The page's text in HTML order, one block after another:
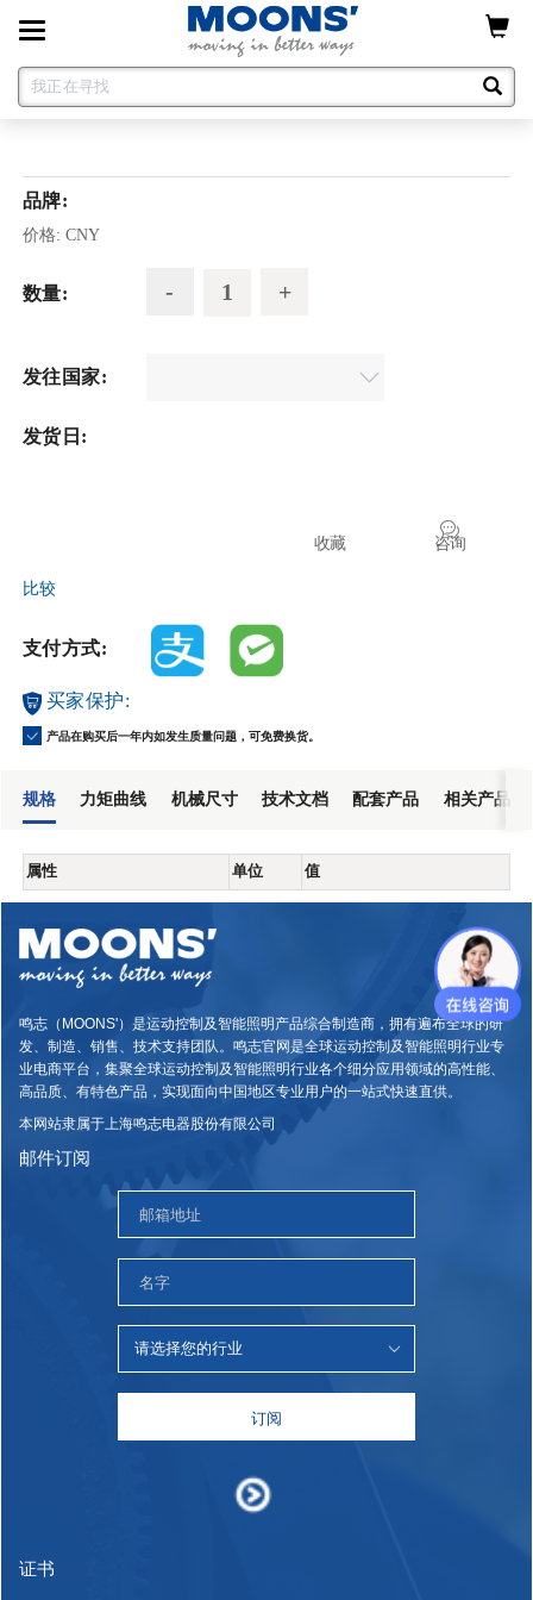
Toggle
navigation
品牌:
价格: CNY
数量:
发往国家:
发货日:
咨询
收藏
比较
支付方式:
买家保护:
产品在购买后一年内如发生质量问题，可免费换货。
规格 力矩曲线 机械尺寸 技术文档 配套产品 相关产品
属性 单位 值
鸣志（MOONS'）是运动控制及智能照明产品综合制造商，拥有遍布全球的研
发、制造、销售、技术支持团队。鸣志官网是全球运动控制及智能照明行业专
业电商平台，集聚全球运动控制及智能照明行业各个细分应用领域的高性能、
高品质、有特色产品，实现面向中国地区专业用户的一站式快速直供。
本网站隶属于上海鸣志电器股份有限公司
邮件订阅
订阅
证书